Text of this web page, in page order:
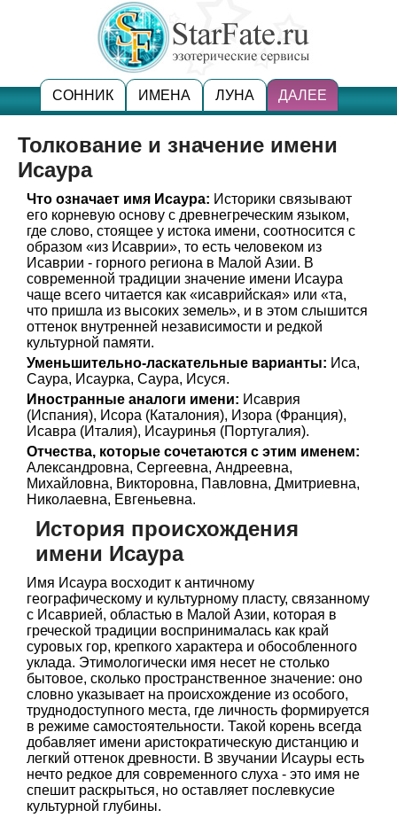
СОННИК ИМЕНА ЛУНА ДАЛЕЕ
Толкование и значение имени
Исаура
Что означает имя Исаура: Историки связывают
его корневую основу с древнегреческим языком,
где слово, стоящее у истока имени, соотносится с
образом «из Исаврии», то есть человеком из
Исаврии - горного региона в Малой Азии. В
современной традиции значение имени Исаура
чаще всего читается как «исаврийская» или «та,
что пришла из высоких земель», и в этом слышится
оттенок внутренней независимости и редкой
культурной памяти.
Уменьшительно-ласкательные варианты: Иса,
Саура, Исаурка, Саура, Исуся.
Иностранные аналоги имени: Исаврия
(Испания), Исора (Каталония), Изора (Франция),
Исавра (Италия), Исауринья (Португалия).
Отчества, которые сочетаются с этим именем:
Александровна, Сергеевна, Андреевна,
Михайловна, Викторовна, Павловна, Дмитриевна,
Николаевна, Евгеньевна.
История происхождения
имени Исаура
Имя Исаура восходит к античному
географическому и культурному пласту, связанному
с Исаврией, областью в Малой Азии, которая в
греческой традиции воспринималась как край
суровых гор, крепкого характера и обособленного
уклада. Этимологически имя несет не столько
бытовое, сколько пространственное значение: оно
словно указывает на происхождение из особого,
труднодоступного места, где личность формируется
в режиме самостоятельности. Такой корень всегда
добавляет имени аристократическую дистанцию и
легкий оттенок древности. В звучании Исауры есть
нечто редкое для современного слуха - это имя не
спешит раскрыться, но оставляет послевкусие
культурной глубины.